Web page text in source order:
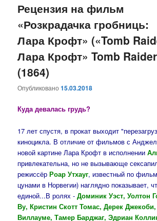
Рецензия на фильм
«Розкрадачка гробниць:
Лара Крофт» («Tomb
Лара Крофт» Tomb
(1864)
Опубликовано15.03.2018
Куда девалась грудь?
17 лет спустя, в прокат выходит
киноцикла. В отличие от фильмов с
новой картине Лара Крофт в исполнении
привлекательна, но не вызывающе
режиссёр Роар Утхауг, известный по
цунами в Норвегии) наглядно показывает,
единой...В ролях - Доминик Уэст, Уолтон
Ву, Кристин Скотт Томас, Дерек
Виллауме, Тамер Барджаг, Эдриан